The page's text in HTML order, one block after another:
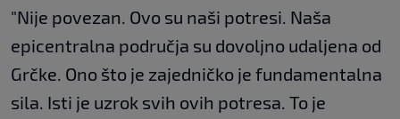
"Nije povezan. Ovo su naši potresi. Naša
epicentralna područja su dovoljno udaljena od
Grčke. Ono što je zajedničko je fundamentalna
sila. Isti je uzrok svih ovih potresa. To je